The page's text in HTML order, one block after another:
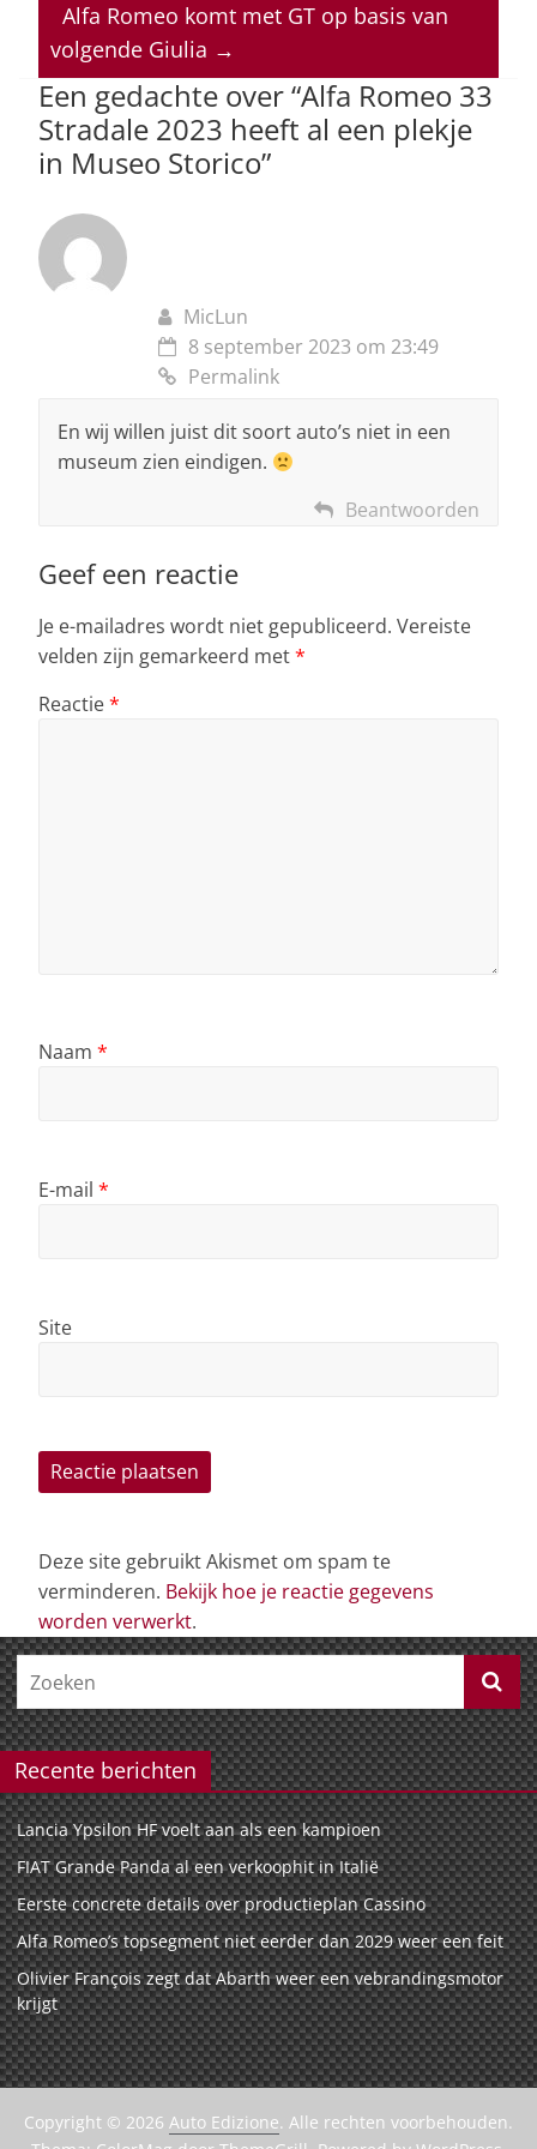
p
p
o
o
k
n s
Alfa Romeo komt met GT op basis van
volgende Giulia →
Een gedachte over “Alfa Romeo 33
Stradale 2023 heeft al een plekje
in Museo Storico”
MicLun
8 september 2023 om 23:49
Permalink
En wij willen juist dit soort auto’s niet in een
museum zien eindigen.
Beantwoorden
Geef een reactie
Je e-mailadres wordt niet gepubliceerd. Vereiste
velden zijn gemarkeerd met*
Reactie*
Naam *
E-mail *
Site
Deze site gebruikt Akismet om spam te
verminderen. Bekijk hoe je reactie gegevens
worden verwerkt.
Recente berichten
Lancia Ypsilon HF voelt aan als een kampioen
FIAT Grande Panda al een verkoophit in Italië
Eerste concrete details over productieplan Cassino
Alfa Romeo’s topsegment niet eerder dan 2029 weer een feit
Olivier François zegt dat Abarth weer een vebrandingsmotor
krijgt
Copyright © 2026 Auto Edizione. Alle rechten voorbehouden.